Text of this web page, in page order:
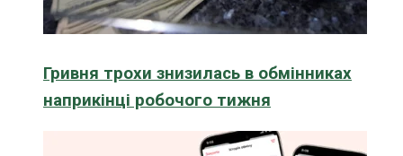
Гривня трохи знизилась в обмінниках
наприкінці робочого тижня